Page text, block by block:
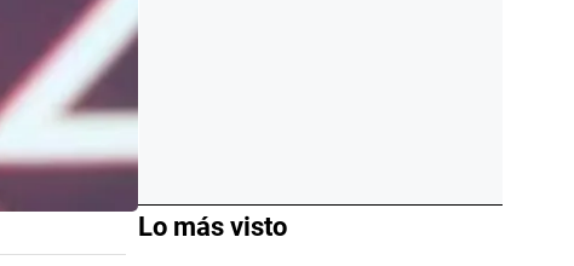
Lo más visto